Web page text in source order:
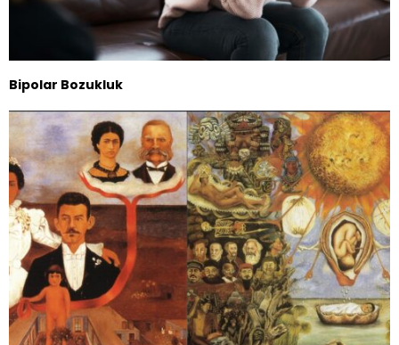
Bipolar Bozukluk